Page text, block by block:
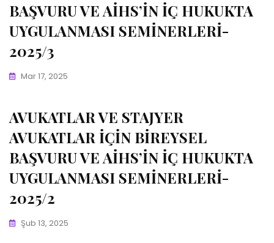
BAŞVURU VE AİHS’İN İÇ HUKUKTA
UYGULANMASI SEMİNERLERİ-
2025/3
Mar 17, 2025
AVUKATLAR VE STAJYER
AVUKATLAR İÇİN BİREYSEL
BAŞVURU VE AİHS’İN İÇ HUKUKTA
UYGULANMASI SEMİNERLERİ-
2025/2
Şub 13, 2025